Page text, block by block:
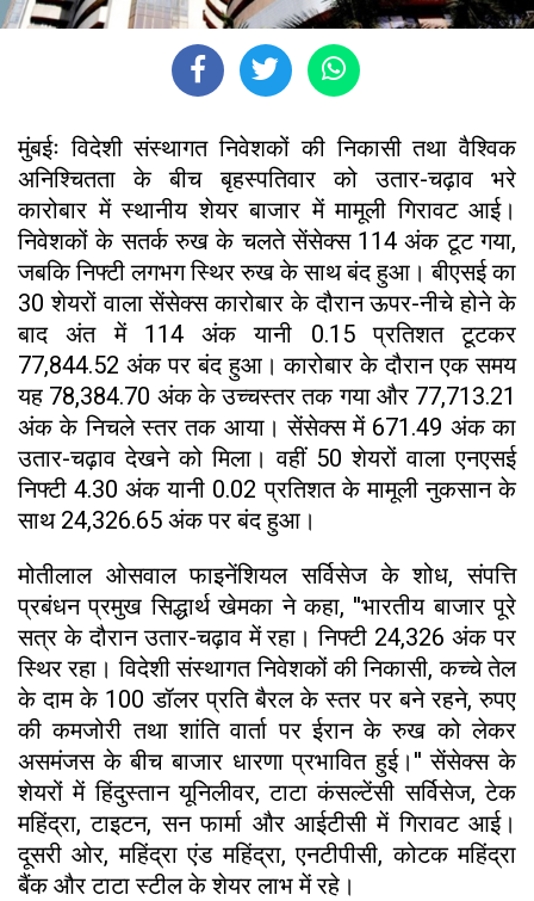
मुंबईः विदेशी संस्थागत निवेशकों की निकासी तथा वैश्विक
अनिश्चितता के बीच बृहस्पतिवार को उतार-चढ़ाव भरे
कारोबार में स्थानीय शेयर बाजार में मामूली गिरावट आई।
निवेशकों के सतर्क रुख के चलते सेंसेक्स 114 अंक टूट गया,
जबकि निफ्टी लगभग स्थिर रुख के साथ बंद हुआ। बीएसई का
30 शेयरों वाला सेंसेक्स कारोबार के दौरान ऊपर-नीचे होने के
बाद अंत में 114 अंक यानी 0.15 प्रतिशत टूटकर
77,844.52 अंक पर बंद हुआ। कारोबार के दौरान एक समय
यह 78,384.70 अंक के उच्चस्तर तक गया और 77,713.21
अंक के निचले स्तर तक आया। सेंसेक्स में 671.49 अंक का
उतार-चढ़ाव देखने को मिला। वहीं 50 शेयरों वाला एनएसई
निफ्टी 4.30 अंक यानी 0.02 प्रतिशत के मामूली नुकसान के
साथ 24,326.65 अंक पर बंद हुआ।
मोतीलाल ओसवाल फाइनेंशियल सर्विसेज के शोध, संपत्ति
प्रबंधन प्रमुख सिद्धार्थ खेमका ने कहा, ''भारतीय बाजार पूरे
सत्र के दौरान उतार-चढ़ाव में रहा। निफ्टी 24,326 अंक पर
स्थिर रहा। विदेशी संस्थागत निवेशकों की निकासी, कच्चे तेल
के दाम के 100 डॉलर प्रति बैरल के स्तर पर बने रहने, रुपए
की कमजोरी तथा शांति वार्ता पर ईरान के रुख को लेकर
असमंजस के बीच बाजार धारणा प्रभावित हुई।'' सेंसेक्स के
शेयरों में हिंदुस्तान यूनिलीवर, टाटा कंसल्टेंसी सर्विसेज, टेक
महिंद्रा, टाइटन, सन फार्मा और आईटीसी में गिरावट आई।
दूसरी ओर, महिंद्रा एंड महिंद्रा, एनटीपीसी, कोटक महिंद्रा
बैंक और टाटा स्टील के शेयर लाभ में रहे।